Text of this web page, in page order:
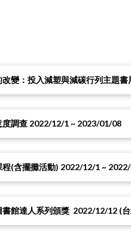
改變：投入減塑與減碳行列主題
度調查 2022/12/1 ~ 2023/01/08
程(含擺攤活動) 2022/12/1 ~
書館達人系列頒獎 2022/12/12 (